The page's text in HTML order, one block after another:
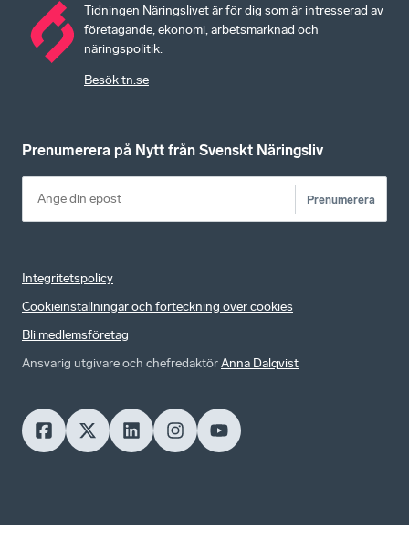
Tidningen Näringslivet är för dig som är intresserad av
företagande, ekonomi, arbetsmarknad och
näringspolitik.
Besök tn.se
Prenumerera på Nytt från Svenskt Näringsliv
Prenumerera
Integritetspolicy
Cookieinställningar och förteckning över cookies
Bli medlemsföretag
Ansvarig utgivare och chefredaktörAnna Dalqvist